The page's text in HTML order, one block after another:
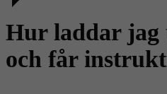
Hur laddar jag
och får